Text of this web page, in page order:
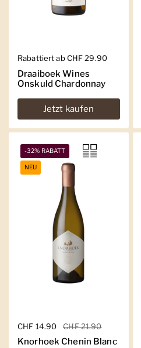
Regulärer Preis
Rabattiert ab CHF 29.90
Draaiboek Wines
Onskuld Chardonnay
Jetzt kaufen
Regulärer Preis
CHF 14.90 Sale-Preis
CHF 21.90
Knorhoek Chenin Blanc
-32% RABATT
NEU